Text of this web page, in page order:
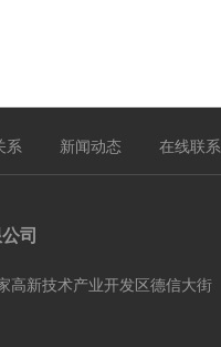
系 新闻动态 在线联系
司
高新技术产业开发区德信大街